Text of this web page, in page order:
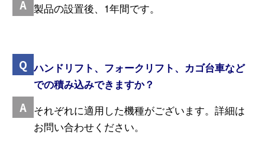
製品の設置後、1年間です。
ハンドリフト、フォークリフト、カゴ台車など
での積み込みできますか？
それぞれに適用した機種がございます。詳細は
お問い合わせください。